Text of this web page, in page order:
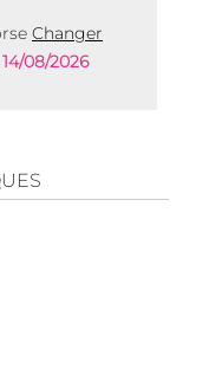
Changer
14/08/2026